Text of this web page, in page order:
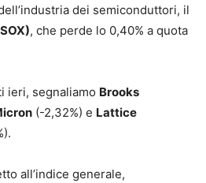
dei semiconduttori, il
, che perde lo 0,40% a quota
ieri, segnaliamo Brooks
(-2,32%) e Lattice
all’indice generale,